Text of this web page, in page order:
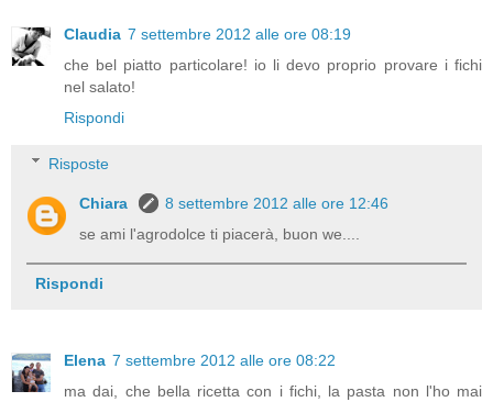
Claudia 7 settembre 2012 alle ore 08:19
che bel piatto particolare! io li devo proprio provare i fichi
nel salato!
Rispondi
Risposte
Chiara
8 settembre 2012 alle ore 12:46
se ami l'agrodolce ti piacerà, buon we....
Rispondi
Elena 7 settembre 2012 alle ore 08:22
ma dai, che bella ricetta con i fichi, la pasta non l'ho mai